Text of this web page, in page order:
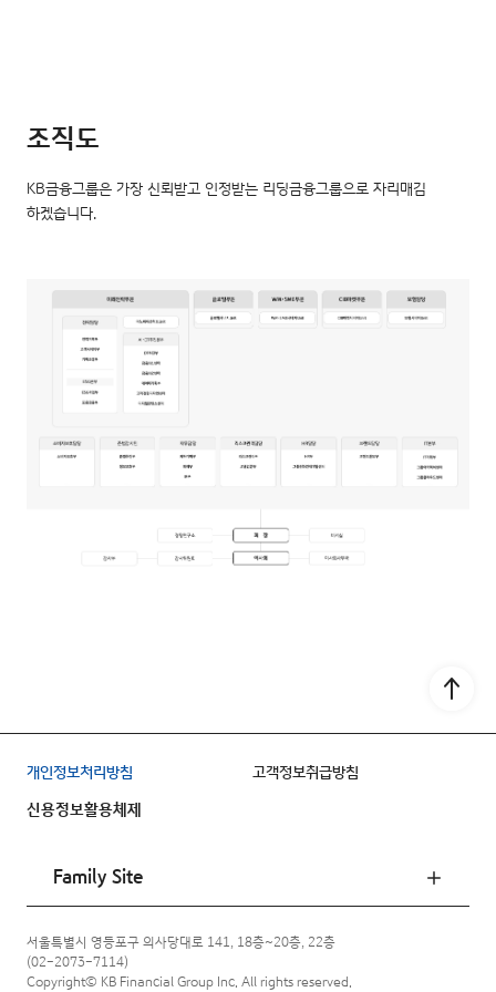
Go
조직도
KB금융그룹은 가장 신뢰받고 인정받는 리딩금융그룹으로 자리매김
하겠습니다.
개인정보처리방침
고객정보취급방침
신용정보활용체제
Family Site
서울특별시 영등포구 의사당대로 141, 18층~20층, 22층
(02-2073-7114)
Copyright© KB Financial Group Inc. All rights reserved.